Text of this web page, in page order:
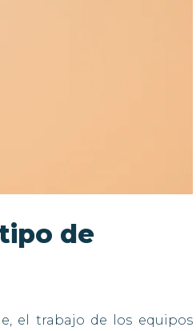
de
el trabajo de los equipos